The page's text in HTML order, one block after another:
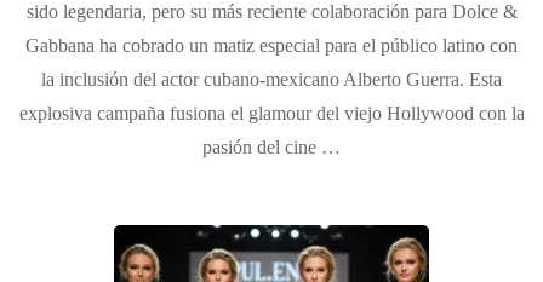
sido legendaria, pero su más reciente colaboración para Dolce &
Gabbana ha cobrado un matiz especial para el público latino con
la inclusión del actor cubano-mexicano Alberto Guerra. ​Esta
explosiva campaña fusiona el glamour del viejo Hollywood con la
pasión del cine …